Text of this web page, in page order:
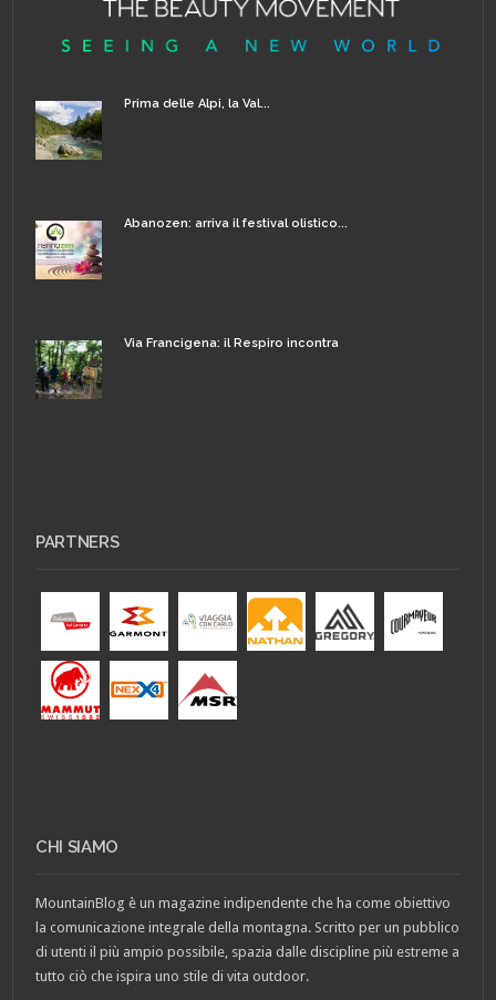
Prima delle Alpi, la Val...
Abanozen: arriva il festival olistico...
Via Francigena: il Respiro incontra
PARTNERS
CHI SIAMO
MountainBlog è un magazine indipendente che ha come obiettivo
la comunicazione integrale della montagna. Scritto per un pubblico
di utenti il più ampio possibile, spazia dalle discipline più estreme a
tutto ciò che ispira uno stile di vita outdoor.